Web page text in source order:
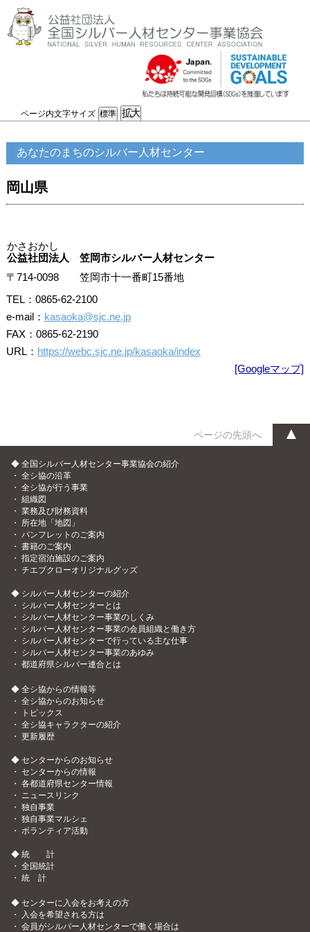
ページ内文字サイズ
あなたのまちのシルバー人材センター
岡山県
かさおかし
公益社団法人 笠岡市シルバー人材センター
〒714-0098 笠岡市十一番町15番地
TEL：0865-62-2100
e-mail： kasaoka@sjc.ne.jp
FAX：0865-62-2190
URL： https://webc.sjc.ne.jp/kasaoka/index
[Googleマップ]
ページの先頭へ ▲
◆ 全国シルバー人材センター事業協会の紹介
・全シ協の沿革
・全シ協が行う事業
・組織図
・業務及び財務資料
・ 所在地「地図」
・ パンフレットのご案内
・書籍のご案内
・指定宿泊施設のご案内
・チエブクローオリジナルグッズ
◆ シルバー人材センターの紹介
・ シルバー人材センターとは
・ シルバー人材センター事業のしくみ
・ シルバー人材センター事業の会員組織と働き方
・ シルバー人材センターで行っている主な仕事
・ シルバー人材センター事業のあゆみ
・都道府県シルバー連合とは
◆ 全シ協からの情報等
・全シ協からのお知らせ
・
トピックス
・全シ協キャラクターの紹介
・更新履歴
◆ センターからのお知らせ
・ センターからの情報
・各都道府県センター情報
・
ニュースリンク
・独自事業
・独自事業マルシェ
・ ボランティア活動
◆ 統 計
・全国統計
・統 計
◆ センターに入会をお考えの方
・
入会を希望される方は
・会員がシルバー人材センターで働く場合は